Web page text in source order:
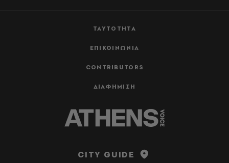
ΤΑΥΤΟΤΗΤΑ
ΕΠΙΚΟΙΝΩΝΙΑ
CONTRIBUTORS
ΔΙΑΦΗΜΙΣΗ
CITY GUIDE